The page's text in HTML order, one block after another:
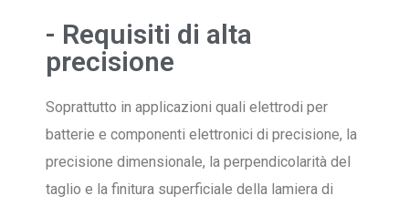
- Requisiti di alta
precisione
Soprattutto in applicazioni quali elettrodi per
batterie e componenti elettronici di precisione, la
precisione dimensionale, la perpendicolarità del
taglio e la finitura superficiale della lamiera di